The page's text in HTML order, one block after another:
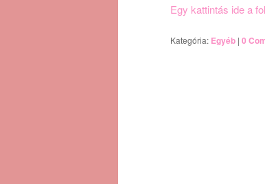
Egy kattintás ide a
Kategória: Egyéb | 0